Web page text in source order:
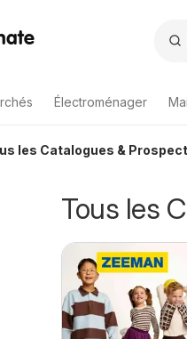
Électroménager
les Catalogues &
Tous les